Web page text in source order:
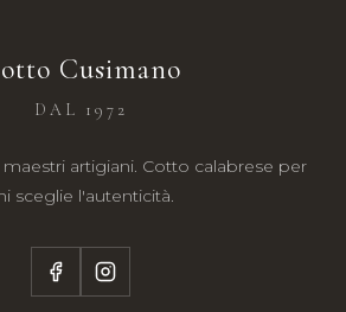
Cusimano
DAL 1972
artigiani. Cotto calabrese per
sceglie l'autenticità.